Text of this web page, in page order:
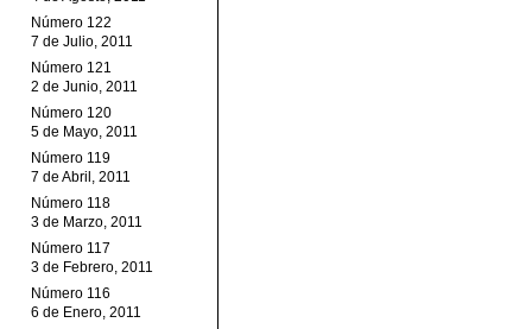
Número 122
7 de Julio, 2011
Número 121
2 de Junio, 2011
Número 120
5 de Mayo, 2011
Número 119
7 de Abril, 2011
Número 118
3 de Marzo, 2011
Número 117
3 de Febrero, 2011
Número 116
6 de Enero, 2011